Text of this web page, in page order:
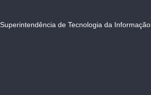
Superintendência de Tecnologia da Informação